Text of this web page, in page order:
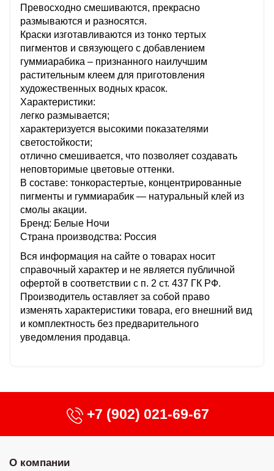
Превосходно смешиваются, прекрасно
размываются и разносятся.
Краски изготавливаются из тонко тертых
пигментов и связующего с добавлением
гуммиарабика – признанного наилучшим
растительным клеем для приготовления
художественных водных красок.
Характеристики:
легко размывается;
характеризуется высокими показателями
светостойкости;
отлично смешивается, что позволяет создавать
неповторимые цветовые оттенки.
В составе: тонкорастертые, концентрированные
пигменты и гуммиарабик — натуральный клей из
смолы акации.
Бренд: Белые Ночи
Страна производства: Россия
Вся информация на сайте о товарах носит
справочный характер и не является публичной
офертой в соответствии с п. 2 ст. 437 ГК РФ.
Производитель оставляет за собой право
изменять характеристики товара, его внешний вид
и комплектность без предварительного
уведомления продавца.
+7 (902) 021-69-67
О компании